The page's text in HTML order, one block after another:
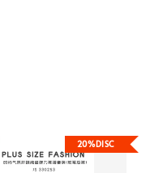
20%DISC